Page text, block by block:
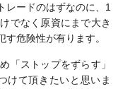
レードのはずなのに、1
でなく原資にまで大き
危険性が有ります。
「ストップをずらす」
けて頂きたいと思いま